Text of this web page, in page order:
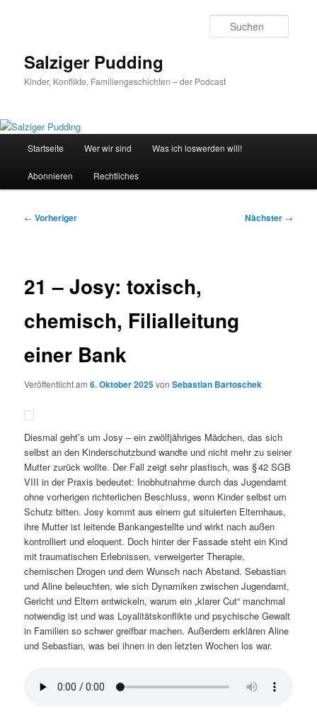
Salziger Pudding
Kinder, Konflikte, Familiengeschichten – der Podcast
Startseite Wer wir sind Was ich loswerden will!
Abonnieren Rechtliches
Beitragsnavigation
← Vorheriger Nächster →
21 – Josy: toxisch,
chemisch, Filialleitung
einer Bank
Veröffentlicht am6. Oktober 2025vonSebastian Bartoschek
Diesmal geht’s um Josy – ein zwölfjähriges Mädchen, das sich
selbst an den Kinderschutzbund wandte und nicht mehr zu seiner
Mutter zurück wollte. Der Fall zeigt sehr plastisch, was § 42 SGB
VIII in der Praxis bedeutet: Inobhutnahme durch das Jugendamt
ohne vorherigen richterlichen Beschluss, wenn Kinder selbst um
Schutz bitten. Josy kommt aus einem gut situierten Elternhaus,
ihre Mutter ist leitende Bankangestellte und wirkt nach außen
kontrolliert und eloquent. Doch hinter der Fassade steht ein Kind
mit traumatischen Erlebnissen, verweigerter Therapie,
chemischen Drogen und dem Wunsch nach Abstand. Sebastian
und Aline beleuchten, wie sich Dynamiken zwischen Jugendamt,
Gericht und Eltern entwickeln, warum ein „klarer Cut“ manchmal
notwendig ist und was Loyalitätskonflikte und psychische Gewalt
in Familien so schwer greifbar machen. Außerdem erklären Aline
und Sebastian, was bei ihnen in den letzten Wochen los war.